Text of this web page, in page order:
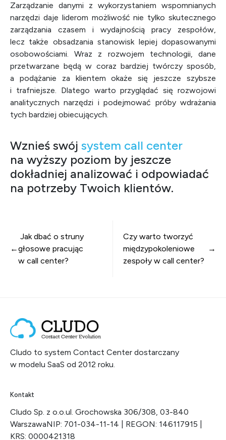
Zarządzanie danymi z wykorzystaniem wspomnianych
narzędzi daje liderom możliwość nie tylko skutecznego
zarządzania czasem i wydajnością pracy zespołów,
lecz także obsadzania stanowisk lepiej dopasowanymi
osobowościami. Wraz z rozwojem technologii, dane
przetwarzane będą w coraz bardziej twórczy sposób,
a podążanie za klientem okaże się jeszcze szybsze
i trafniejsze. Dlatego warto przyglądać się rozwojowi
analitycznych narzędzi i podejmować próby wdrażania
tych bardziej obiecujących.
Wznieś swój system call center
na wyższy poziom by jeszcze
dokładniej analizować i odpowiadać
na potrzeby Twoich klientów.
Nawigacja wpisu
Jak dbać o struny
głosowe pracując
w call center?
Czy warto tworzyć
międzypokoleniowe
zespoły w call center?
Cludo to system Contact Center dostarczany
w modelu SaaS od 2012 roku.
Kontakt
Cludo Sp. z o.o.ul. Grochowska 306/308, 03-840
WarszawaNIP: 701-034-11-14 | REGON: 146117915 |
KRS: 0000421318